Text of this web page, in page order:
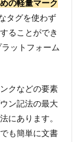
の軽量マーク
タグを使わず
ることができ
ットフォーム
クなどの要素
ン記法の最大
にあります。
も簡単に文書